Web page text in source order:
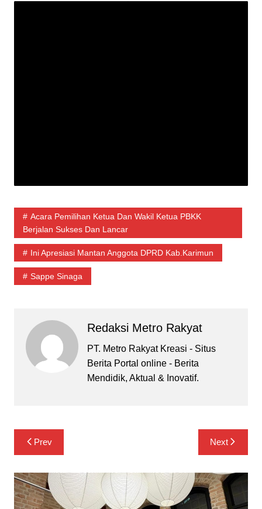
Acara Pemilihan Ketua Dan Wakil Ketua PBKK
Berjalan Sukses Dan Lancar
Ini Apresiasi Mantan Anggota DPRD Kab.Karimun
Sappe Sinaga
Redaksi Metro Rakyat
PT. Metro Rakyat Kreasi - Situs
Berita Portal online - Berita
Mendidik, Aktual & Inovatif.
Navigasi
pos
Prev Next